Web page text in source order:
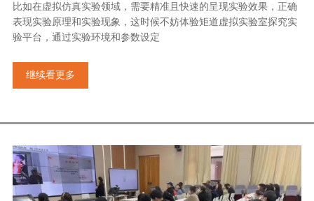
比如在虚拟仿真实验领域，需要精准且快速的呈现实验效果，正确
表现实验原理和实验现象，这时候不妨体验矩道虚拟实验室探究实
验平台，通过实验环境和参数设定
继续看更多